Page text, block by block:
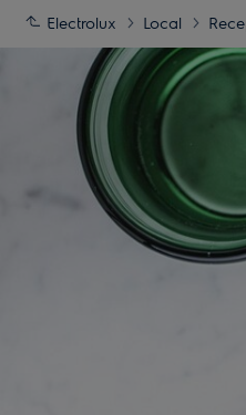
Electrolux Local